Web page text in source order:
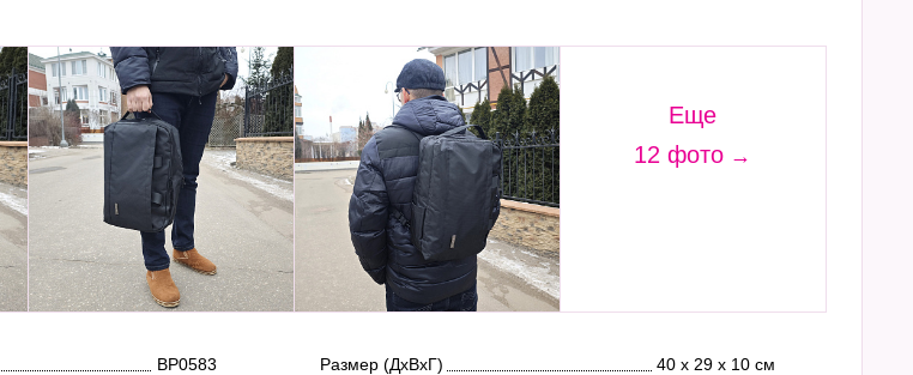
Еще
12 фото
ВР0583 Размер (ДхВхГ) 40 х 29 х 10 см